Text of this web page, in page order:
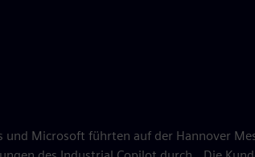
und Microsoft führten auf der Hannover